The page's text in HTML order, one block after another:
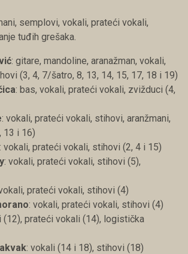
semplovi, vokali, prateći vokali,
tuđih grešaka.
: gitare, mandoline, aranažman, vokali,
(3, 4, 7/šatro, 8, 13, 14, 15, 17, 18 i 19)
: bas, vokali, prateći vokali, zvižduci (4,
: vokali, prateći vokali, stihovi, aranžmani,
13 i 16)
: vokali, prateći vokali, stihovi (2, 4 i 15)
: vokali, prateći vokali, stihovi (5),
prateći vokali, stihovi (4)
: vokali, prateći vokali, stihovi (4)
(12), prateći vokali (14), logistička
: vokali (14 i 18), stihovi (18)